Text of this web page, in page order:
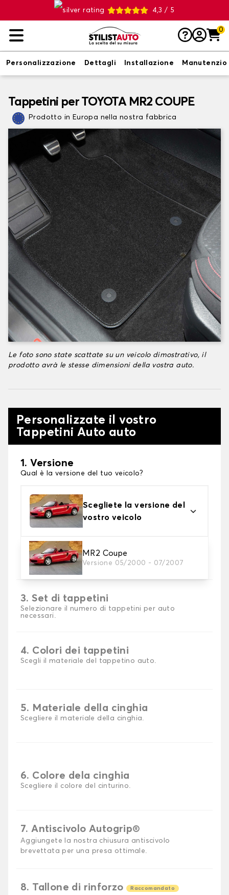
4,3 / 5
0
Personalizzazione Dettagli Installazione
Tappetini per TOYOTA MR2 COUPE
Prodotto in Europa nella nostra fabbrica
Le foto sono state scattate su un veicolo dimostrativo, il
prodotto avrà le stesse dimensioni della vostra auto.
Personalizzate il vostro
Tappetini Auto auto
1. Versione
Qual è la versione del tuo veicolo?
Scegliete la versione del
vostro veicolo
MR2 Coupe
Versione 05/2000 - 07/2007
2. Materiale
Scegli il materiale del tappetini auto
3. Set di tappetini
Selezionare il numero di tappetini per auto
necessari.
4. Colori dei tappetini
Scegli il materiale del tappetino auto.
5. Materiale della cinghia
Scegliere il materiale della cinghia.
6. Colore dela cinghia
Scegliere il colore del cinturino.
7. Antiscivolo Autogrip®
Aggiungete la nostra chiusura antiscivolo
brevettata per una presa ottimale.
8. Tallone di rinforzo Raccomandato